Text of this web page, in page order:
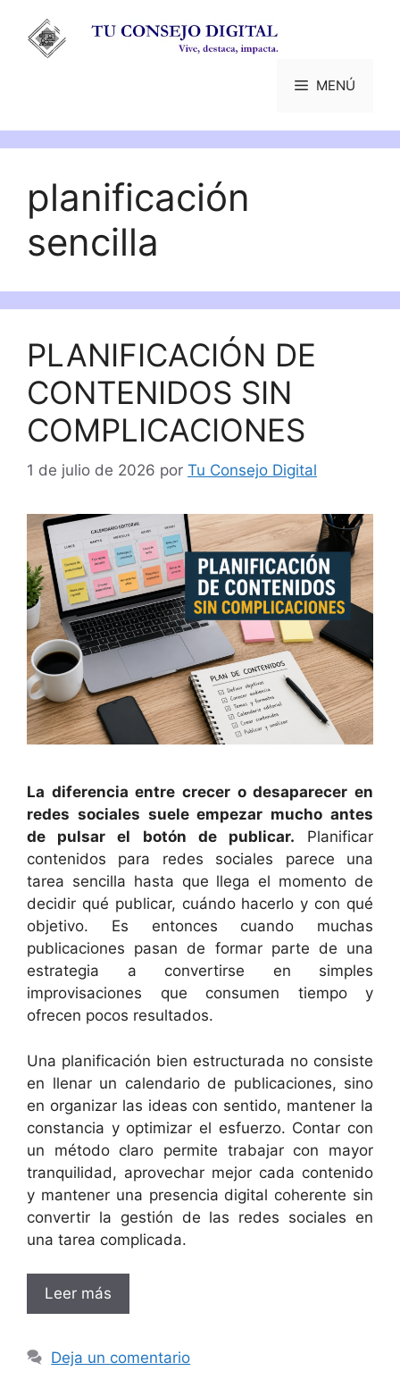
contenido
MENÚ
planificación
sencilla
PLANIFICACIÓN DE
CONTENIDOS SIN
COMPLICACIONES
1 de julio de 2026 por Tu Consejo Digital
La diferencia entre crecer o desaparecer en
redes sociales suele empezar mucho antes
de pulsar el botón de publicar. Planificar
contenidos para redes sociales parece una
tarea sencilla hasta que llega el momento de
decidir qué publicar, cuándo hacerlo y con qué
objetivo. Es entonces cuando muchas
publicaciones pasan de formar parte de una
estrategia a convertirse en simples
improvisaciones que consumen tiempo y
ofrecen pocos resultados.
Una planificación bien estructurada no consiste
en llenar un calendario de publicaciones, sino
en organizar las ideas con sentido, mantener la
constancia y optimizar el esfuerzo. Contar con
un método claro permite trabajar con mayor
tranquilidad, aprovechar mejor cada contenido
y mantener una presencia digital coherente sin
convertir la gestión de las redes sociales en
una tarea complicada.
Leer más
Deja un comentario